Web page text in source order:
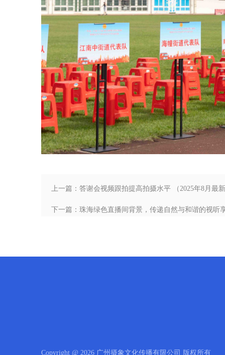
上一篇：答谢会视频跟拍提高拍摄水平 （2025年8月最
下一篇：珠海绿色直播间背景，传递自然与和谐的视听
Copyright @ 2026 广州摄象文化传播有限公司 版权所有